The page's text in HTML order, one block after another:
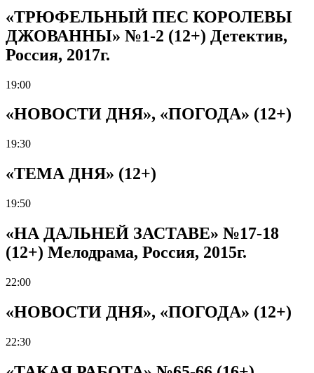
«ТРЮФЕЛЬНЫЙ ПЕС КОРОЛЕВЫ
ДЖОВАННЫ» №1-2 (12+) Детектив,
Россия, 2017г.
19:00
«НОВОСТИ ДНЯ», «ПОГОДА» (12+)
19:30
«ТЕМА ДНЯ» (12+)
19:50
«НА ДАЛЬНЕЙ ЗАСТАВЕ» №17-18
(12+) Мелодрама, Россия, 2015г.
22:00
«НОВОСТИ ДНЯ», «ПОГОДА» (12+)
22:30